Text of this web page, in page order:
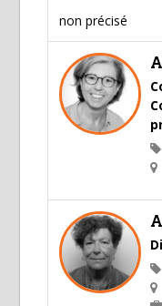
non précisé